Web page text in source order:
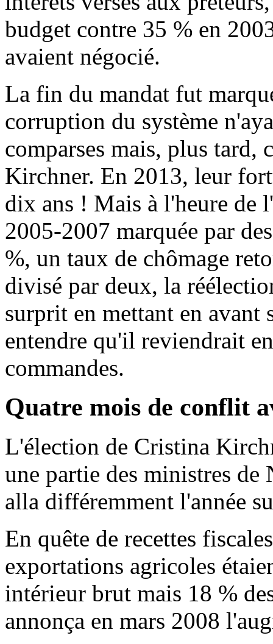
budget contre 35 % en
avaient négocié.
La fin du mandat fut
corruption du système
comparses mais, plus tard,
Kirchner. En 2013, leur
dix ans ! Mais à l'heure de
2005-2007 marquée par
%, un taux de chômage
divisé par deux, la
surprit en mettant en avant
entendre qu'il reviendrait
commandes.
Quatre mois de conflit
L'élection de Cristina
une partie des ministres
alla différemment l'année
En quête de recettes
exportations agricoles
intérieur brut mais 18 %
annonça en mars 2008